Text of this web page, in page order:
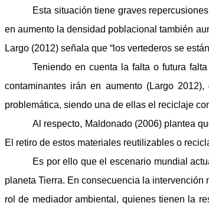
Esta situación tiene graves
en aumento la densidad poblacional también
Largo (2012) señala que “los vertederos se
Teniendo en cuenta la falta o futura
contaminantes irán en aumento (Largo
problemática, siendo una de ellas el reciclaje
Al respecto, Maldonado (2006) plantea
El retiro de estos materiales reutilizables o
Es por ello que el escenario mundial
planeta Tierra. En consecuencia la
rol de mediador ambiental, quienes tienen la